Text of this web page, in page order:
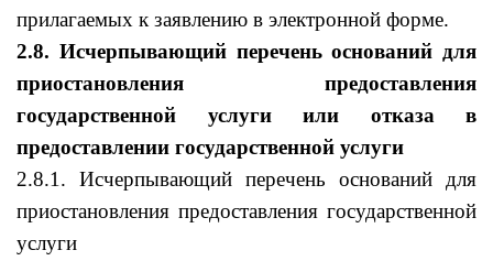
прилагаемых к заявлению в электронной форме.
2.8. Исчерпывающий перечень оснований для
приостановления предоставления
государственной услуги или отказа в
предоставлении государственной услуги
2.8.1. Исчерпывающий перечень оснований для
приостановления предоставления государственной
услуги